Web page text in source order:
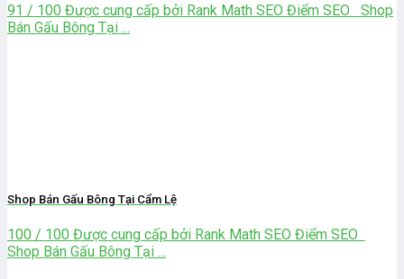
91 / 100 Được cung cấp bởi Rank Math SEO Điểm SEO Shop
Bán Gấu Bông Tại ...
Shop Bán Gấu Bông Tại Cẩm Lệ
100 / 100 Được cung cấp bởi Rank Math SEO Điểm SEO
Shop Bán Gấu Bông Tại ...